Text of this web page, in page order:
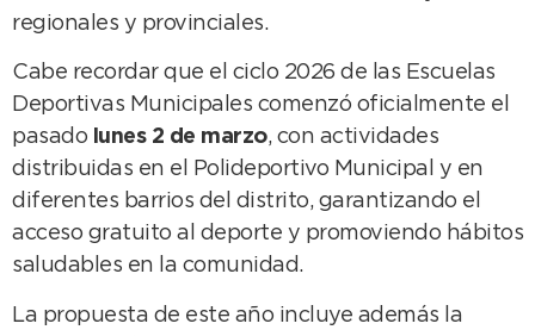
regionales y provinciales.
Cabe recordar que el ciclo 2026 de las Escuelas
Deportivas Municipales comenzó oficialmente el
pasado
lunes 2 de marzo, con actividades
distribuidas en el Polideportivo Municipal y en
diferentes barrios del distrito, garantizando el
acceso gratuito al deporte y promoviendo hábitos
saludables en la comunidad.
La propuesta de este año incluye además la